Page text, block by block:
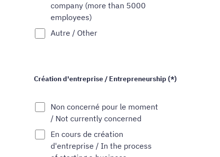
company (more than 5000
employees)
Autre / Other
Création d'entreprise / Entrepreneurship (*)
Non concerné pour le moment
/ Not currently concerned
En cours de création
d'entreprise / In the process